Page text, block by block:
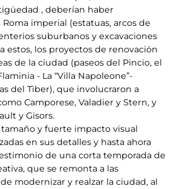
, deberían haber
imperial (estatuas, arcos de
suburbanos y excavaciones
estos, los proyectos de renovación
de la ciudad (paseos del Pincio, el
- La “Villa Napoleone”-
del Tìber), que involucraron a
Camporese, Valadier y Stern, y
y Gisors.
y fuerte impacto visual
en sus detalles y hasta ahora
de una corta temporada de
que se remonta a las
modernizar y realzar la ciudad, al